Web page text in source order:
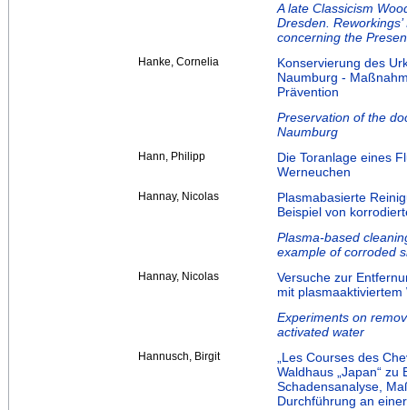
A late Classicism
Dresden.
concerning the
Hanke, Cornelia
Konservierung des
Naumburg -
Prävention
Preservation of the
Naumburg
Hann, Philipp
Die Toranlage eines
Werneuchen
Hannay, Nicolas
Plasmabasierte
Beispiel von
Plasma-based
example of corroded
Hannay, Nicolas
Versuche zur
mit plasmaaktiviertem
Experiments on
activated water
Hannusch, Birgit
„Les Courses des
Waldhaus „Japan“ zu
Schadensanalyse,
Durchführung an